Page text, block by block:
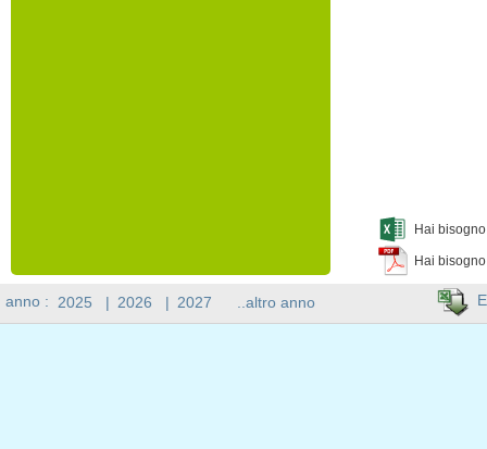
Hai
Hai
anno : 2025 | 2026 | 2027 ..altro anno